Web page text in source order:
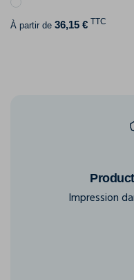
À partir de 36,15 € TTC
Impression